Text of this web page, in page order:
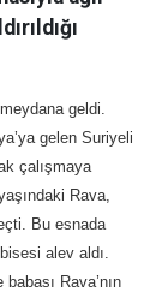
geldi.
gelen Suriyeli
çalışmaya
Rava,
Bu esnada
alev aldı.
babası Rava’nın